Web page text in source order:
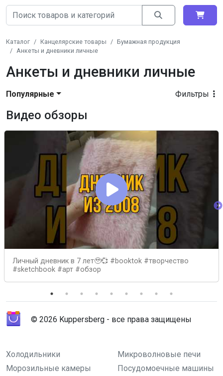
Каталог Канцелярские товары
Бумажная продукция
Анкеты и дневники личные
Анкеты и дневники личные
Фильтры
Популярные
Видео обзоры
Личный дневник в 7 лет🥹💞 #booktok #творчество
#sketchbook #арт #обзор
© 2026 Kuppersberg - все права защищены
Холодильники
Микроволновые печи
Морозильные камеры
Посудомоечные машины